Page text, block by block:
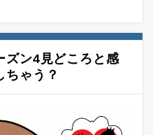
ズン4見どころと感
ちゃう？